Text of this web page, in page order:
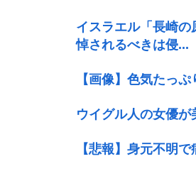
イスラエル「長崎
悼されるべきは侵...
【画像】色気たっ
ウイグル人の女優が
【悲報】身元不明